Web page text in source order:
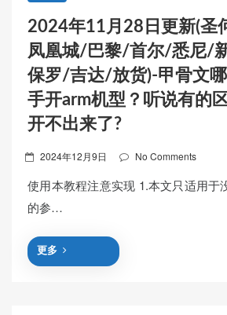
2024年11月28日更新(圣
凤凰城/巴黎/首尔/悉尼/
保罗/吉达/放货)-甲骨文
手开arm机型？听说有的
开不出来了?
Posted
2024年12月9日 No Comments
使用本教程注意实现 1.本文只适用于
的参…
更多